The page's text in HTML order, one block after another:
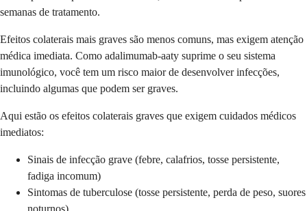
semanas de tratamento.
Efeitos colaterais mais graves são menos comuns, mas exigem atenção
médica imediata. Como adalimumab-aaty suprime o seu sistema
imunológico, você tem um risco maior de desenvolver infecções,
incluindo algumas que podem ser graves.
Aqui estão os efeitos colaterais graves que exigem cuidados médicos
imediatos:
Sinais de infecção grave (febre, calafrios, tosse persistente,
fadiga incomum)
Sintomas de tuberculose (tosse persistente, perda de peso, suores
noturnos)